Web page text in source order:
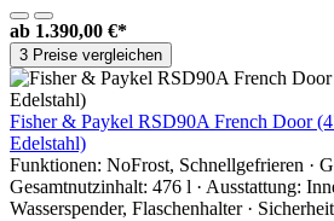
ab 1.390,00 €*
3 Preise vergleichen
Fisher & Paykel RSD90A French Door
Edelstahl)
Funktionen: NoFrost, Schnellgefrieren ·
Gesamtnutzinhalt: 476 l · Ausstattung:
Wasserspender, Flaschenhalter ·